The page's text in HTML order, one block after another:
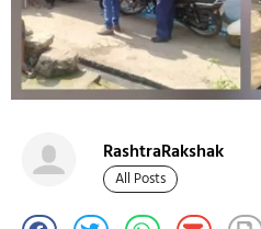
RashtraRakshak
All Posts